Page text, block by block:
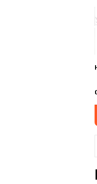
Asisten III Afridin